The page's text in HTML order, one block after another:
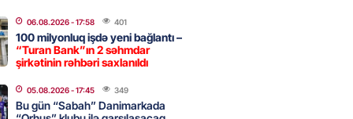
- 10:22 335
nişanında mediaya hücum
VİDEO
06.08.2026- 17:58 401
100 milyonluq işdə yeni bağlantı –
“Turan Bank”ın 2 səhmdar
şirkətinin rəhbəri saxlanıldı
05.08.2026- 17:45 349
Bu gün “Sabah” Danimarkada